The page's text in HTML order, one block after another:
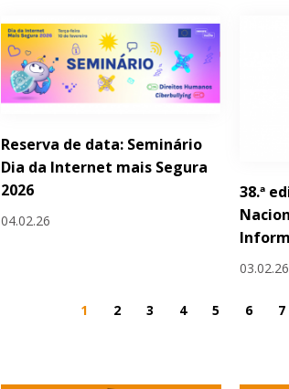
Reserva de data: Seminário
Dia da Internet mais Segura
2026
04.02.26
38.ª
03.02.26
1 2 3 4 5 6 7